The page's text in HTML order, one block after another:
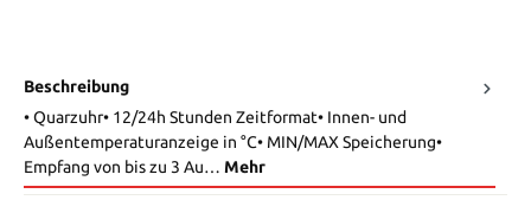
Beschreibung
• Quarzuhr• 12/24h Stunden Zeitformat• Innen- und
Außentemperaturanzeige in °C• MIN/MAX Speicherung•
Empfang von bis zu 3 Au… Mehr